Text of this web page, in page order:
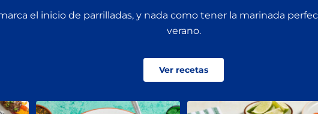
el inicio de parrilladas, y nada como tener la marinada
verano.
Ver recetas